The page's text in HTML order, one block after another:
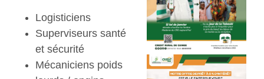
Logisticiens
Superviseurs santé
et sécurité
Mécaniciens poids